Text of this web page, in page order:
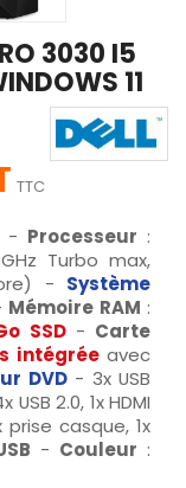
3030 I5
11
TTC
- Processeur :
Turbo max,
- Système
Mémoire RAM :
SSD- Carte
intégréeavec
DVD- 3x USB
USB 2.0, 1x HDMI
prise casque, 1x
- Couleur :